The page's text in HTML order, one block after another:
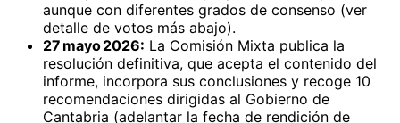
aunque con diferentes grados de consenso (ver
detalle de votos más abajo).
27 mayo 2026: La Comisión Mixta publica la
resolución definitiva, que acepta el contenido del
informe, incorpora sus conclusiones y recoge 10
recomendaciones dirigidas al Gobierno de
Cantabria (adelantar la fecha de rendición de